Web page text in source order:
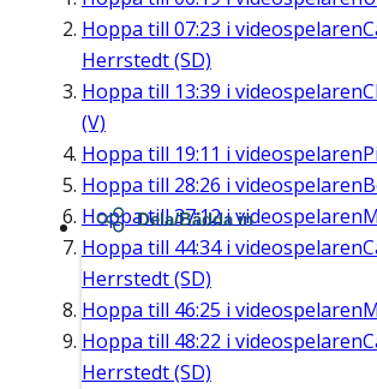
Hoppa till 07:23 i videospelaren
Herrstedt (SD)
Hoppa till 13:39 i videospelaren
(V)
Hoppa till 19:11 i videospelaren
Hoppa till 28:26 i videospelaren
Hoppa till37:12i videospelaren
Hoppa till 44:34i videospelaren
Herrstedt (SD)
Hoppa till 46:25 i videospelaren
Hoppa till 48:22 i videospelaren
Herrstedt (SD)
Dela/Bädda in